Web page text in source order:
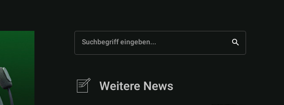
Suchbegriff eingeben...
Weitere News